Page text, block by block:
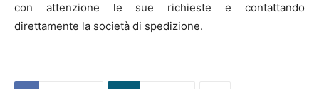
con attenzione le sue richieste e contattando
direttamente la società di spedizione.